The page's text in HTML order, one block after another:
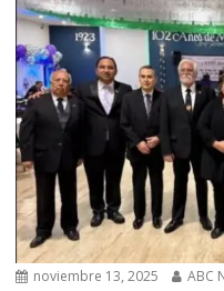
noviembre 13, 2025 ABC